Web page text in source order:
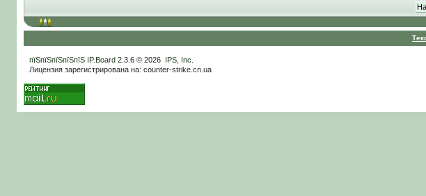
пїЅпїЅпїЅпїЅпїЅ IP.Board2.3.6 © 2026 IPS, Inc
Лицензия зарегистрирована на: counter-strike.cn.ua